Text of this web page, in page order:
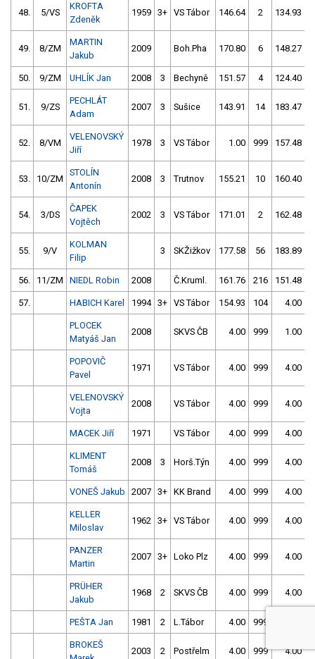
48. 5/VS
KROFTA
Zdeněk
1959 3+ VS Tábor 146.64 2 134.93
49. 8/ZM
MARTIN
Jakub
2009 Boh.Pha 170.80 6 148.27
50. 9/ZM UHLÍK Jan 2008 3 Bechyně 151.57 4 124.40
51. 9/ZS
PECHLÁT
Adam
2007 3 Sušice 143.91 14 183.47
52. 8/VM
VELENOVSKÝ
Jiří
1978 3 VS Tábor 1.00 999 157.48
53. 10/ZM
STOLÍN
Antonín
2008 3 Trutnov 155.21 10 160.40
54. 3/DS
ČAPEK
Vojtěch
2002 3 VS Tábor 171.01 2 162.48
55. 9/V
KOLMAN
Filip
3 SKŽižkov 177.58 56 183.89
56. 11/ZM NIEDL Robin 2008 Č.Kruml. 161.76 216 151.48
57. HABICH Karel 1994 3+ VS Tábor 154.93 104 4.00
PLOCEK
Matyáš Jan
2008 SKVS ČB 4.00 999 1.00
POPOVIČ
Pavel
1971 VS Tábor 4.00 999 4.00
VELENOVSKÝ
Vojta
2008 VS Tábor 4.00 999 4.00
MACEK Jiří 1971 VS Tábor 4.00 999 4.00
KLIMENT
Tomáš
2008 3 Horš.Týn 4.00 999 4.00
VONEŠ Jakub 2007 3+ KK Brand 4.00 999 4.00
KELLER
Miloslav
1962 3+ VS Tábor 4.00 999 4.00
PANZER
Martin
2007 3+ Loko Plz 4.00 999 4.00
PRÜHER
Jakub
1968 2 SKVS ČB 4.00 999 4.00
PEŠTA Jan 1981 2 L.Tábor 4.00 999
BROKEŠ
2003 2 Postřelm 4.00 999 4.00